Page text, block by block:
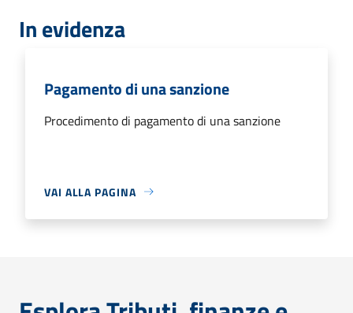
In evidenza
Pagamento di una sanzione
Procedimento di pagamento di una sanzione
VAI ALLA PAGINA